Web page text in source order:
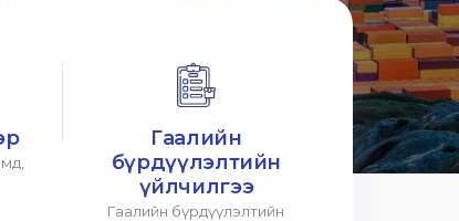
Гаалийн
бүрдүүлэлтийн
үйлчилгээ
Гаалийн бүрдүүлэлтийн